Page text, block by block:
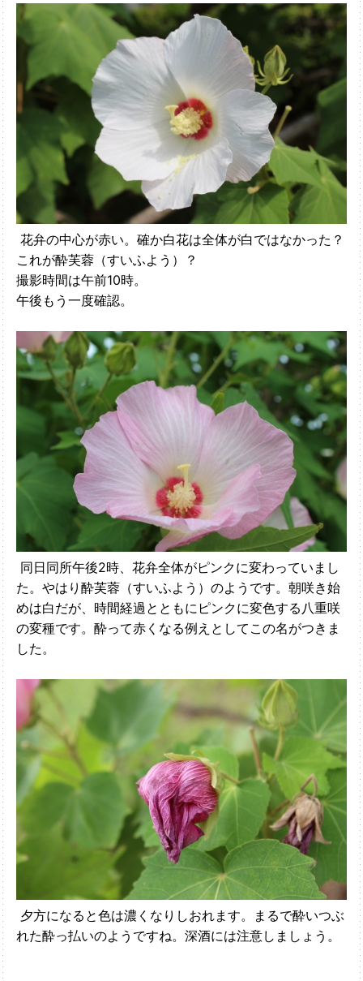
花弁の中心が赤い。確か白花は全体が白ではなかった？
これが酔芙蓉（すいふよう）？
撮影時間は午前10時。
午後もう一度確認。
同日同所午後2時、花弁全体がピンクに変わっていまし
た。やはり酔芙蓉（すいふよう）のようです。朝咲き始
めは白だが、時間経過とともにピンクに変色する八重咲
の変種です。酔って赤くなる例えとしてこの名がつきま
した。
夕方になると色は濃くなりしおれます。まるで酔いつぶ
れた酔っ払いのようですね。深酒には注意しましょう。